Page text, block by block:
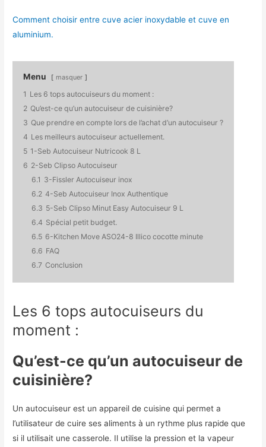
Comment choisir entre cuve acier inoxydable et cuve en
aluminium.
Menu masquer
1 Les 6 tops autocuiseurs du moment :
2 Qu’est-ce qu’un autocuiseur de cuisinière?
3 Que prendre en compte lors de l’achat d’un autocuiseur ?
4 Les meilleurs autocuiseur actuellement.
5 1-Seb Autocuiseur Nutricook 8 L
6 2-Seb Clipso Autocuiseur
6.1 3-Fissler Autocuiseur inox
6.2 4-Seb Autocuiseur Inox Authentique
6.3 5-Seb Clipso Minut Easy Autocuiseur 9 L
6.4 Spécial petit budget.
6.5 6-Kitchen Move ASO24-8 Illico cocotte minute
6.6 FAQ
6.7 Conclusion
Les 6 tops autocuiseurs du
moment :
Qu’est-ce qu’un autocuiseur de
cuisinière?
Un autocuiseur est un appareil de cuisine qui permet a
l’utilisateur de cuire ses aliments à un rythme plus rapide que
si il utilisait une casserole. Il utilise la pression et la vapeur